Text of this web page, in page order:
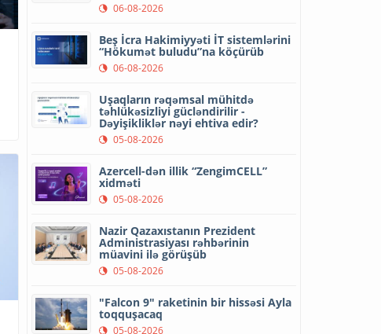
06-08-2026
Beş İcra Hakimiyyəti İT sistemlərini
“Hökumət buludu”na köçürüb
06-08-2026
Uşaqların rəqəmsal mühitdə
təhlükəsizliyi gücləndirilir -
Dəyişikliklər nəyi ehtiva edir?
05-08-2026
Azercell-dən illik “ZengimCELL”
xidməti
05-08-2026
Nazir Qazaxıstanın Prezident
Administrasiyası rəhbərinin
müavini ilə görüşüb
05-08-2026
"Falcon 9" raketinin bir hissəsi Ayla
toqquşacaq
05-08-2026